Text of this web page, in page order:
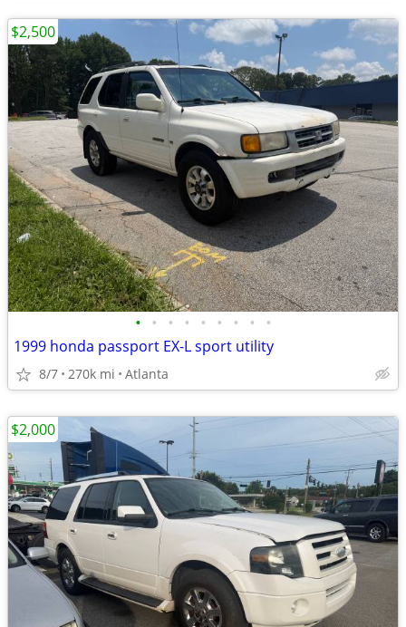
• • • • • • • • •
1999 honda passport EX-L sport utility
8/7 270k mi Atlanta
$2,500
$2,000